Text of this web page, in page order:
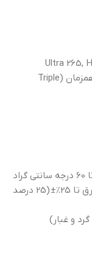
خروجی تصویر با 3 کیفیت مختلف به صورت همزمان (Triple
قابلیت کارکرد بدون نقص درشرایط نوسانات برق تا 25%± (25 درصد